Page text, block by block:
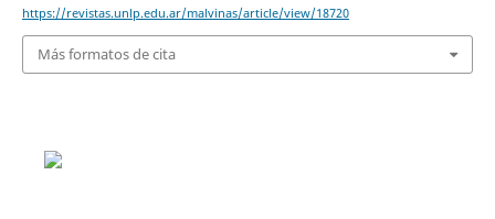
https://revistas.unlp.edu.ar/malvinas/article/view/18720
Más formatos de cita